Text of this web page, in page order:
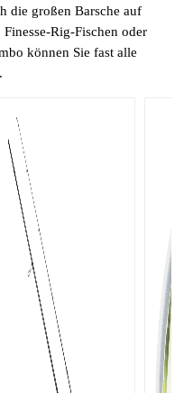
die großen Barsche auf
Rig-Fischen oder
können Sie fast alle